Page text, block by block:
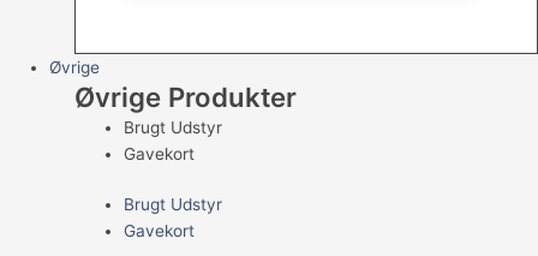
Øvrige
Øvrige Produkter
Brugt Udstyr
Gavekort
Brugt Udstyr
Gavekort